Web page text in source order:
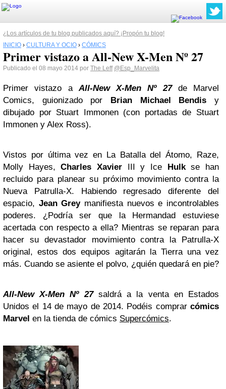
¿Los artículos de tu blog publicados aquí? ¡Propón tu blog!
INICIO › CULTURA Y OCIO › CÓMICS
Primer vistazo a All-New X-Men Nº 27
Publicado el 08 mayo 2014 por The Leff @Esp_Marvelita
Primer vistazo aAll-New X-Men Nº 27de Marvel
Comics, guionizado por Brian Michael Bendis y
dibujado por Stuart Immonen (con portadas de Stuart
Immonen y Alex Ross).
Vistos por última vez en La Batalla del Átomo, Raze,
Molly Hayes,Charles Xavier III y Ice Hulkse han
recluido para planear su próximo movimiento contra la
Nueva Patrulla-X. Habiendo regresado diferente del
espacio, Jean Greymanifiesta nuevos e incontrolables
poderes. ¿Podría ser que la Hermandad estuviese
acertada con respecto a ella? Mientras se reparan para
hacer su devastador movimiento contra la Patrulla-X
original, estos dos equipos agitarán la Tierra una vez
más. Cuando se asiente el polvo, ¿quién quedará en pie?
All-New X-Men Nº 27 saldrá a la venta en Estados
Unidos el 14 de mayo de 2014. Podéis comprar cómics
Marvel en la tienda de cómics Supercómics.